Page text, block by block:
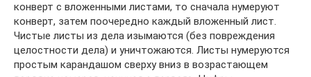
конверт с вложенными листами, то сначала нумеруют
конверт, затем поочередно каждый вложенный лист.
Чистые листы из дела изымаются (без повреждения
целостности дела) и уничтожаются. Листы нумеруются
простым карандашом сверху вниз в возрастающем